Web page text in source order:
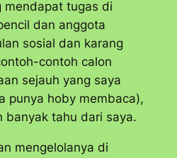
mendapat tugas di
dan anggota
sosial dan karang
contoh calon
sejauh yang saya
punya hoby membaca),
banyak tahu dari saya.
mengelolanya di